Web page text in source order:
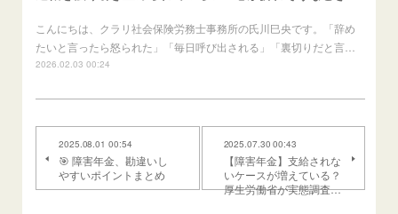
こんにちは、クラリ社会保険労務士事務所の氏川巳央です。「辞め
たいと言ったら怒られた」「毎日呼び出される」「裏切りだと言…
2026.02.03 00:24
2025.08.01 00:54
🎯 障害年金、勘違いし
やすいポイントまとめ
2025.07.30 00:43
【障害年金】支給されな
いケースが増えている？
厚生労働省が実態調査…